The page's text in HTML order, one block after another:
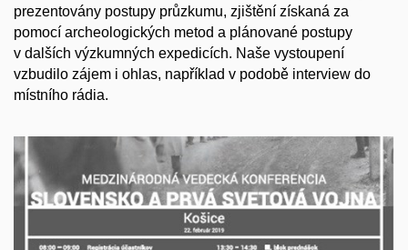
prezentovány postupy průzkumu, zjištění získaná za
pomocí archeologických metod a plánované postupy
v dalších výzkumných expedicích. Naše vystoupení
vzbudilo zájem i ohlas, například v podobě interview do
místního rádia.